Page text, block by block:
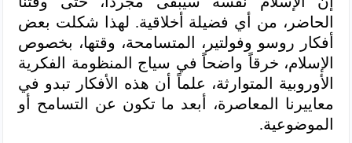
الحاضر، من أي فضيلة أخلاقية. لهذا شكلت بعض
أفكار روسو وفولتير، المتسامحة، وقتها، بخصوص
الإسلام، خرقاً واضحاً في سياج المنظومة الفكرية
الأوروبية المتوارثة، علماً أن هذه الأفكار تبدو في
معاييرنا المعاصرة، أبعد ما تكون عن التسامح أو
الموضوعية.